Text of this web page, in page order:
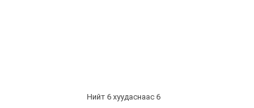
Нийт 6 хуудаснаас 6